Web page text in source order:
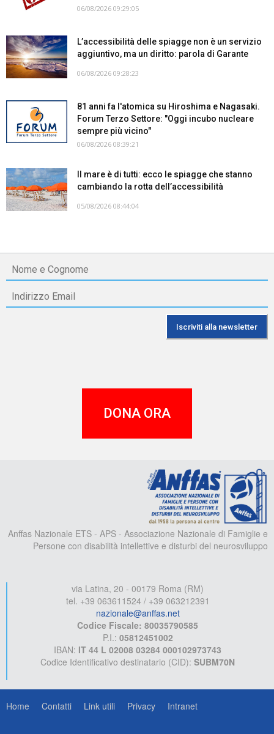
06/08/2026 09:29:05
L’accessibilità delle spiagge non è un servizio
aggiuntivo, ma un diritto: parola di Garante
06/08/2026 09:28:23
81 anni fa l'atomica su Hiroshima e Nagasaki.
Forum Terzo Settore: "Oggi incubo nucleare
sempre più vicino"
06/08/2026 08:39:21
Il mare è di tutti: ecco le spiagge che stanno
cambiando la rotta dell’accessibilità
05/08/2026 08:44:04
DONA ORA
Anffas Nazionale ETS - APS - Associazione Nazionale di Famiglie e
Persone con disabilità intellettive e disturbi del neurosviluppo
via Latina, 20 - 00179 Roma (RM)
tel. +39 063611524 / +39 063212391
nazionale@anffas.net
Codice Fiscale: 80035790585
P.I.: 05812451002
IBAN: IT 44 L 02008 03284 000102973743
Codice Identificativo destinatario (CID): SUBM70N
Home Contatti Link utili Privacy Intranet